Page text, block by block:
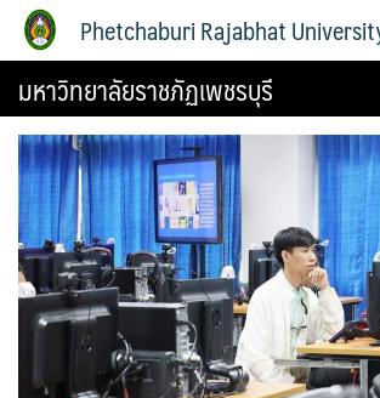
Phetchaburi Rajabhat
มหาวิทยาลัยราชภัฏเพชรบุรี